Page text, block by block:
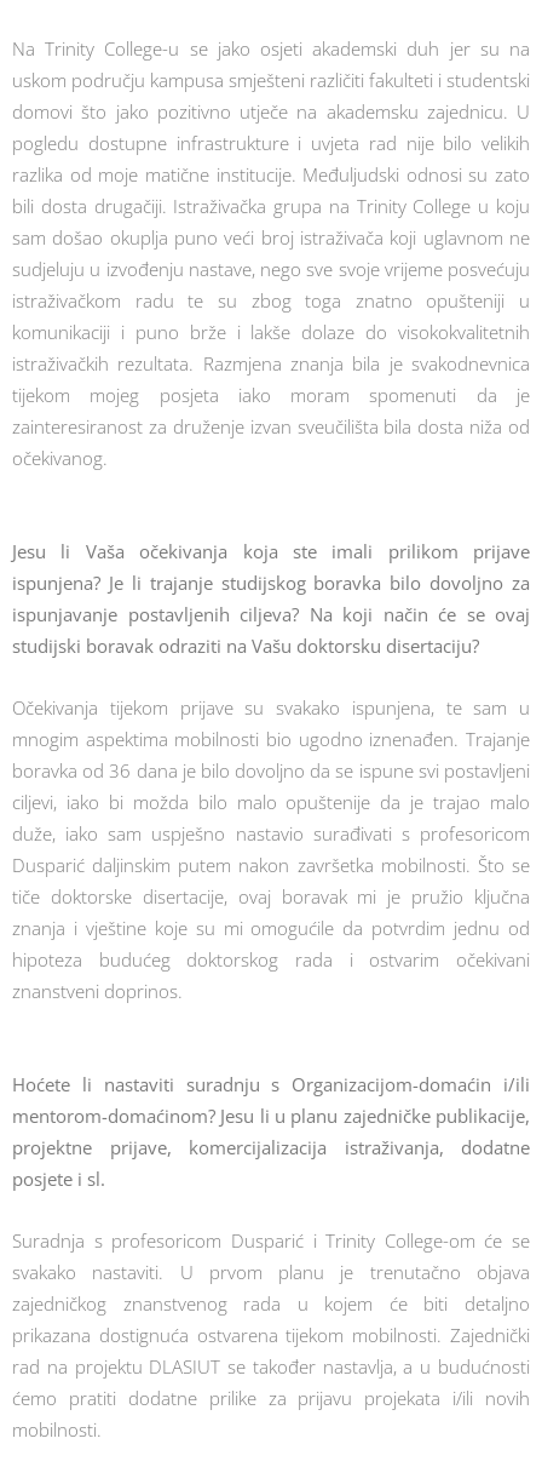
Na Trinity College-u se jako osjeti akademski duh jer su na
uskom području kampusa smješteni različiti fakulteti i studentski
domovi što jako pozitivno utječe na akademsku zajednicu. U
pogledu dostupne infrastrukture i uvjeta rad nije bilo velikih
razlika od moje matične institucije. Međuljudski odnosi su zato
bili dosta drugačiji. Istraživačka grupa na Trinity College u koju
sam došao okuplja puno veći broj istraživača koji uglavnom ne
sudjeluju u izvođenju nastave, nego sve svoje vrijeme posvećuju
istraživačkom radu te su zbog toga znatno opušteniji u
komunikaciji i puno brže i lakše dolaze do visokokvalitetnih
istraživačkih rezultata. Razmjena znanja bila je svakodnevnica
tijekom mojeg posjeta iako moram spomenuti da je
zainteresiranost za druženje izvan sveučilišta bila dosta niža od
očekivanog.
Jesu li Vaša očekivanja koja ste imali prilikom prijave
ispunjena? Je li trajanje studijskog boravka bilo dovoljno za
ispunjavanje postavljenih ciljeva? Na koji način će se ovaj
studijski boravak odraziti na Vašu doktorsku disertaciju?
Očekivanja tijekom prijave su svakako ispunjena, te sam u
mnogim aspektima mobilnosti bio ugodno iznenađen. Trajanje
boravka od 36 dana je bilo dovoljno da se ispune svi postavljeni
ciljevi, iako bi možda bilo malo opuštenije da je trajao malo
duže, iako sam uspješno nastavio surađivati s profesoricom
Dusparić daljinskim putem nakon završetka mobilnosti. Što se
tiče doktorske disertacije, ovaj boravak mi je pružio ključna
znanja i vještine koje su mi omogućile da potvrdim jednu od
hipoteza budućeg doktorskog rada i ostvarim očekivani
znanstveni doprinos.
Hoćete li nastaviti suradnju s Organizacijom-domaćin i/ili
mentorom-domaćinom? Jesu li u planu zajedničke publikacije,
projektne prijave, komercijalizacija istraživanja, dodatne
posjete i sl.
Suradnja s profesoricom Dusparić i Trinity College-om će se
svakako nastaviti. U prvom planu je trenutačno objava
zajedničkog znanstvenog rada u kojem će biti detaljno
prikazana dostignuća ostvarena tijekom mobilnosti. Zajednički
rad na projektu DLASIUT se također nastavlja, a u budućnosti
ćemo pratiti dodatne prilike za prijavu projekata i/ili novih
mobilnosti.